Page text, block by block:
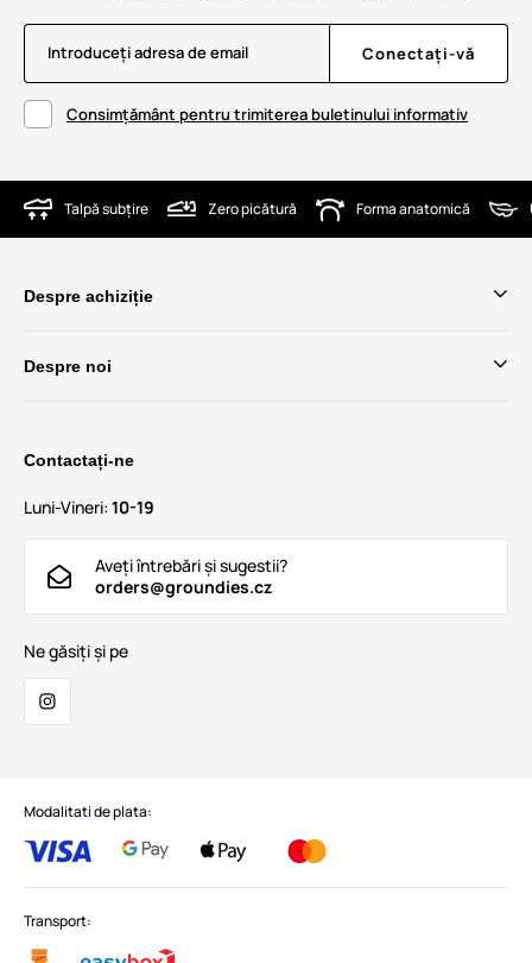
Introduceți adresa de email Conectați-vă
Consimțământ pentru trimiterea buletinului informativ
Talpă subțire Zero picătură Forma anatomică
Despre achiziție
Despre noi
Contactați-ne
Luni-Vineri: 10-19
Aveți întrebări și sugestii?
orders@groundies.cz
Ne găsiți și pe
Modalitati de plata:
Transport: